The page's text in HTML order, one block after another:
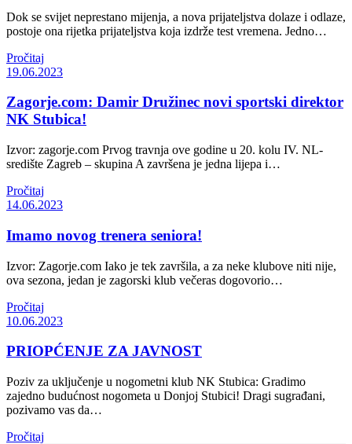
Dok se svijet neprestano mijenja, a nova prijateljstva dolaze i odlaze,
postoje ona rijetka prijateljstva koja izdrže test vremena. Jedno…
Pročitaj
19.06.2023
Zagorje.com: Damir Družinec novi sportski direktor
NK Stubica!
Izvor: zagorje.com Prvog travnja ove godine u 20. kolu IV. NL-
središte Zagreb – skupina A završena je jedna lijepa i…
Pročitaj
14.06.2023
Imamo novog trenera seniora!
Izvor: Zagorje.com Iako je tek završila, a za neke klubove niti nije,
ova sezona, jedan je zagorski klub večeras dogovorio…
Pročitaj
10.06.2023
PRIOPĆENJE ZA JAVNOST
Poziv za uključenje u nogometni klub NK Stubica: Gradimo
zajedno budućnost nogometa u Donjoj Stubici! Dragi sugrađani,
pozivamo vas da…
Pročitaj